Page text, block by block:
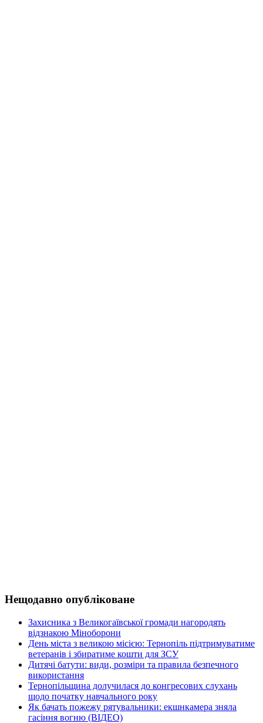
Нещодавно опубліковане
Захисника з Великогаївської громади нагородять
відзнакою Міноборони
День міста з великою місією: Тернопіль підтримуватиме
ветеранів і збиратиме кошти для ЗСУ
Дитячі батути: види, розміри та правила безпечного
використання
Тернопільщина долучилася до конгресових слухань
щодо початку навчального року
Як бачать пожежу рятувальники: екшнкамера зняла
гасіння вогню (ВІДЕО)